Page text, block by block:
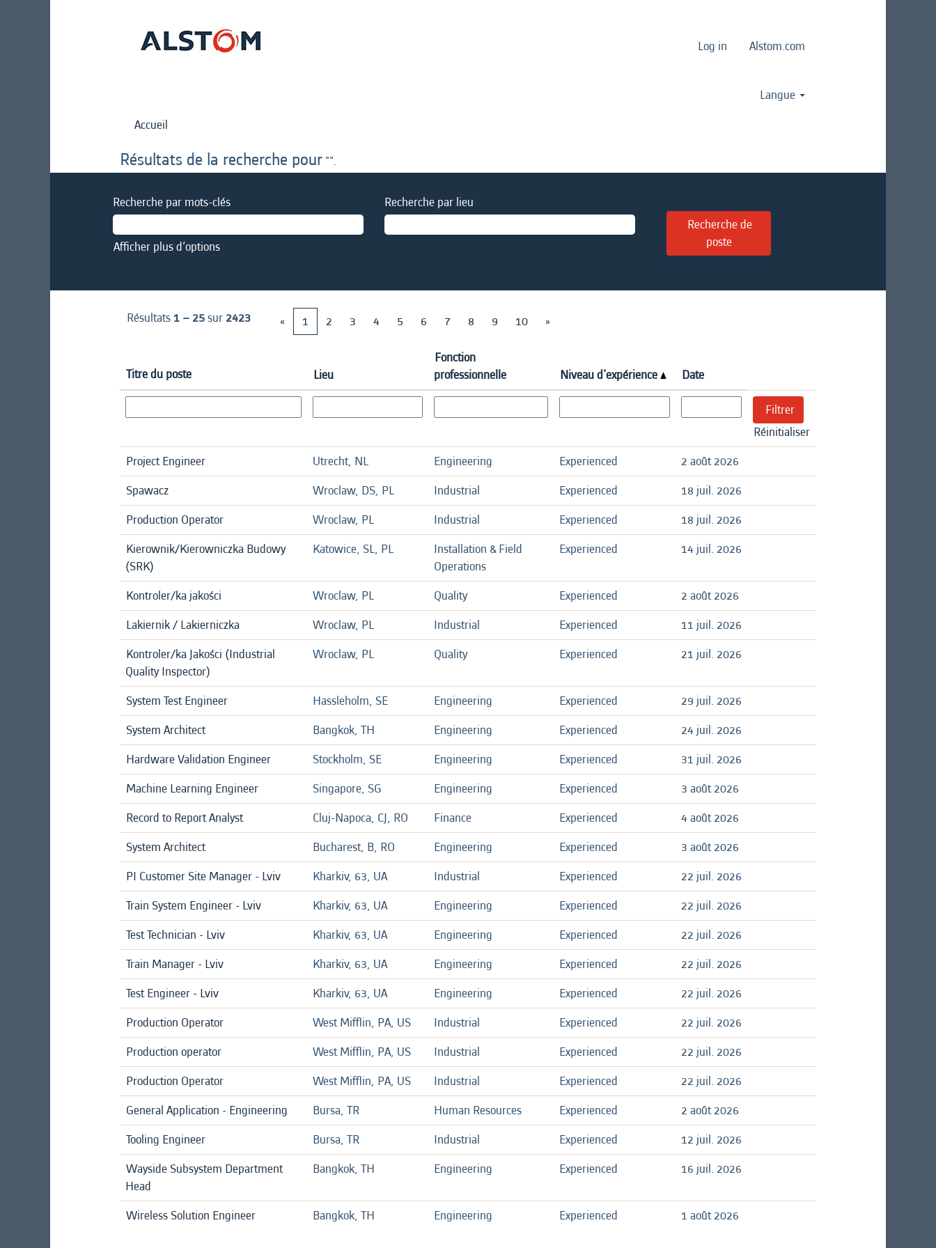
Log in Alstom.com
Langue
Accueil
Résultats de la recherche pour "".
Recherche par mots-clés Recherche par lieu
Afficher plus d’options
Résultats1 – 25sur 2423 « 1 2 3 4 5 6 7 8 9 10 »
Titre du poste Lieu
Fonction
professionnelle
Niveau d'expérience Date
Réinitialiser
Project Engineer
Utrecht, NL Engineering Experienced
2 août 2026
Spawacz
Wroclaw, DS, PL Industrial Experienced
18 juil. 2026
Production Operator
Wroclaw, PL Industrial Experienced
18 juil. 2026
Kierownik/Kierowniczka Budowy
(SRK)
Katowice, SL, PL
Installation & Field
Operations
Experienced 14 juil. 2026
Kontroler/ka jakości Wroclaw, PL Quality Experienced
2 août 2026
Lakiernik / Lakierniczka
Wroclaw, PL Industrial Experienced
11 juil. 2026
Kontroler/ka Jakości (Industrial
Quality Inspector)
Wroclaw, PL Quality Experienced 21 juil. 2026
System Test Engineer Hassleholm, SE Engineering Experienced
29 juil. 2026
System Architect
Bangkok, TH Engineering Experienced
24 juil. 2026
Hardware Validation Engineer
Stockholm, SE Engineering Experienced
31 juil. 2026
Machine Learning Engineer
Singapore, SG Engineering Experienced
3 août 2026
Record to Report Analyst
Cluj-Napoca, CJ, RO Finance Experienced
4 août 2026
System Architect
Bucharest, B, RO Engineering Experienced
3 août 2026
PI Customer Site Manager - Lviv
Kharkiv, 63, UA Industrial Experienced
22 juil. 2026
Train System Engineer - Lviv
Kharkiv, 63, UA Engineering Experienced
22 juil. 2026
Test Technician - Lviv
Kharkiv, 63, UA Engineering Experienced
22 juil. 2026
Train Manager - Lviv
Kharkiv, 63, UA Engineering Experienced
22 juil. 2026
Test Engineer - Lviv
Kharkiv, 63, UA Engineering Experienced
22 juil. 2026
Production Operator
West Mifflin, PA, US Industrial Experienced
22 juil. 2026
Production operator
West Mifflin, PA, US Industrial Experienced
22 juil. 2026
Production Operator
West Mifflin, PA, US Industrial Experienced
22 juil. 2026
General Application - Engineering
Bursa, TR Human Resources Experienced
2 août 2026
Tooling Engineer
Bursa, TR Industrial Experienced
12 juil. 2026
Wayside Subsystem Department
Head
Bangkok, TH Engineering Experienced 16 juil. 2026
Wireless Solution Engineer Bangkok, TH Engineering Experienced 1 août 2026